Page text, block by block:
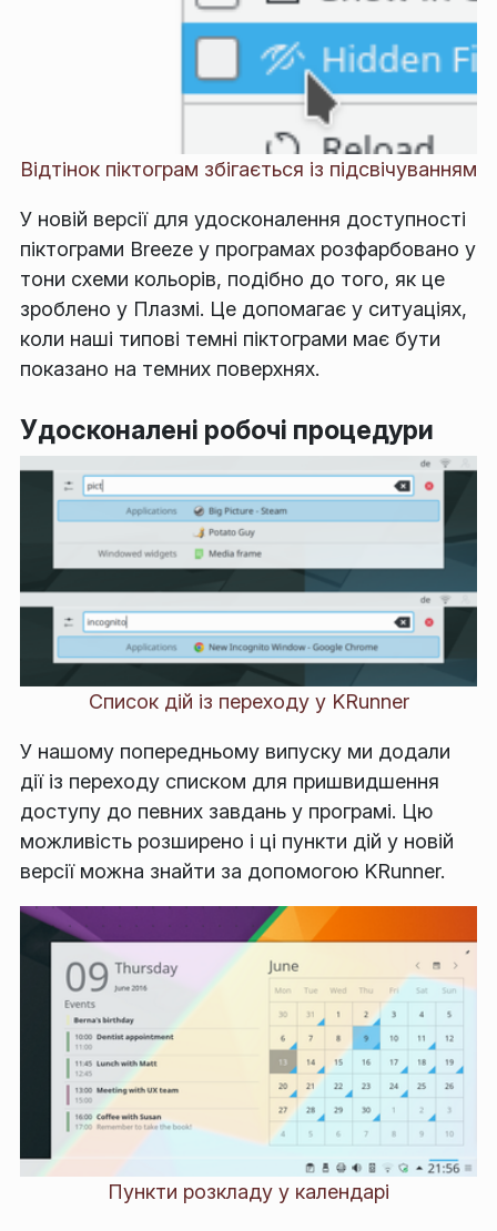
Відтінок піктограм збігається із підсвічуванням
У новій версії для удосконалення доступності
піктограми Breeze у програмах розфарбовано у
тони схеми кольорів, подібно до того, як це
зроблено у Плазмі. Це допомагає у ситуаціях,
коли наші типові темні піктограми має бути
показано на темних поверхнях.
Удосконалені робочі процедури
Список дій із переходу у KRunner
У нашому попередньому випуску ми додали
дії із переходу списком для пришвидшення
доступу до певних завдань у програмі. Цю
можливість розширено і ці пункти дій у новій
версії можна знайти за допомогою KRunner.
Пункти розкладу у календарі